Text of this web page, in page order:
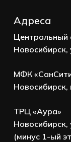
Адреса
Центральный
Новосибирск,
МФК
ТРЦ «Аура»
Новосибирск,
(минус 1-ый